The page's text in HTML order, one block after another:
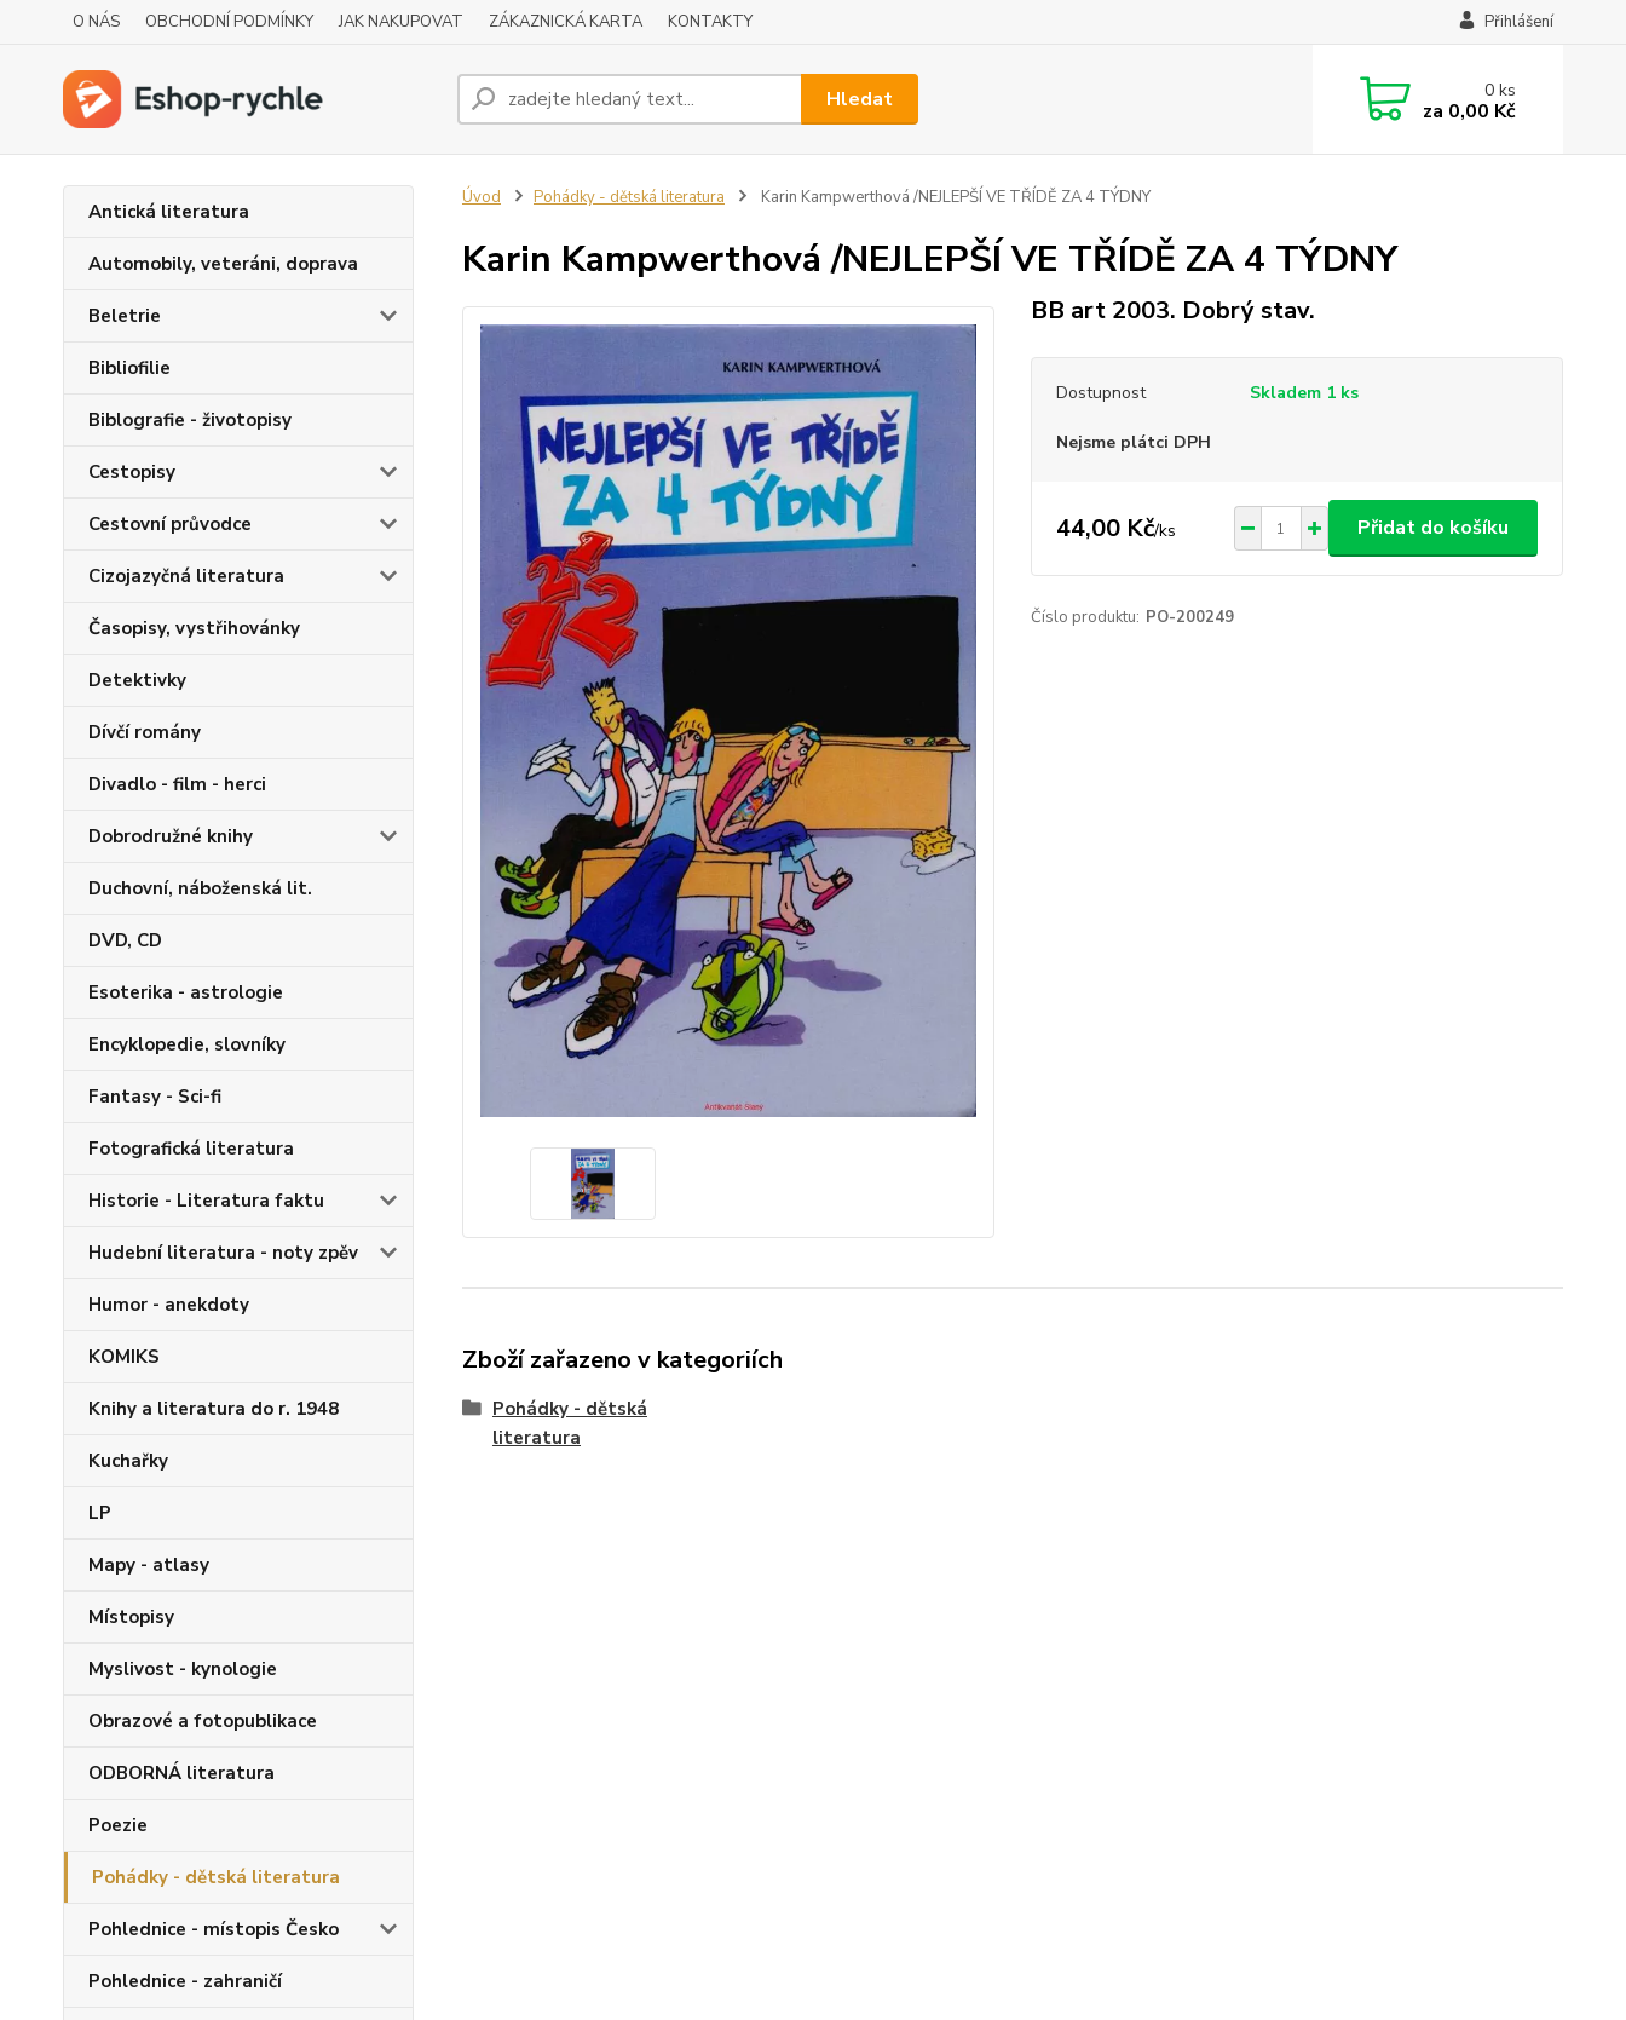
O NÁS OBCHODNÍ PODMÍNKY JAK NAKUPOVAT ZÁKAZNICKÁ KARTA KONTAKTY Přihlášení
Hledat 0ks
za 0,00 Kč
Antická literatura
Automobily, veteráni, doprava
Beletrie
Bibliofilie
Biblografie - životopisy
Cestopisy
Cestovní průvodce
Cizojazyčná literatura
Časopisy, vystřihovánky
Detektivky
Dívčí romány
Divadlo - film - herci
Dobrodružné knihy
Duchovní, náboženská lit.
DVD, CD
Esoterika - astrologie
Encyklopedie, slovníky
Fantasy - Sci-fi
Fotografická literatura
Historie - Literatura faktu
Hudební literatura - noty zpěv
Humor - anekdoty
KOMIKS
Knihy a literatura do r. 1948
Kuchařky
LP
Mapy - atlasy
Místopisy
Myslivost - kynologie
Obrazové a fotopublikace
ODBORNÁ literatura
Poezie
Pohádky - dětská literatura
Pohlednice - místopis Česko
Pohlednice - zahraničí
Úvod Pohádky - dětská literatura Karin Kampwerthová /NEJLEPŠÍ VE TŘÍDĚ ZA 4 TÝDNY
Karin Kampwerthová /NEJLEPŠÍ VE TŘÍDĚ ZA 4 TÝDNY
BB art 2003. Dobrý stav.
Dostupnost Skladem 1 ks
Nejsme plátci DPH
44,00 Kč/ks Přidat do košíku
Číslo produktu: PO-200249
Zboží zařazeno v kategoriích
Pohádky - dětská
literatura